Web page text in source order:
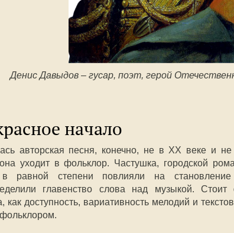
Денис Давыдов – гусар, поэт, герой
начало
авторская песня, конечно, не в XX веке и
уходит в фольклор. Частушка, городской
в равной степени повлияли на
главенство слова над музыкой.
как доступность, вариативность мелодий и